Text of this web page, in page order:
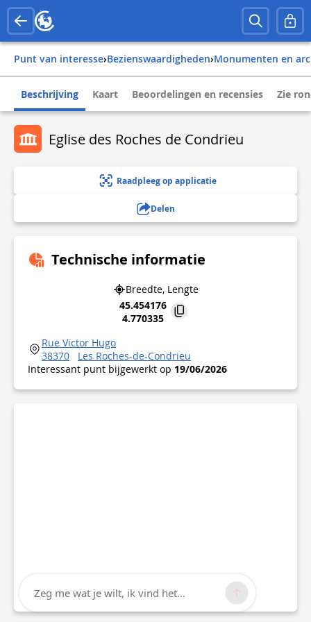
Punt van interesse› Bezienswaardigheden› Monumenten en
Beschrijving Kaart Beoordelingen en recensies Zie
Eglise des Roches de Condrieu
Raadpleeg op applicatie
Delen
Technische informatie
Breedte, Lengte
45.454176
4.770335
Rue Victor Hugo
38370
Les Roches-de-Condrieu
Interessant punt bijgewerkt op 19/06/2026
Zeg me wat je wilt, ik vind het...